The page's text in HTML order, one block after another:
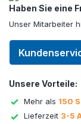
Haben Sie eine
Unser Mitarbeiter
Unsere Vorteile:
Mehr als 150
Lieferzeit 3-5